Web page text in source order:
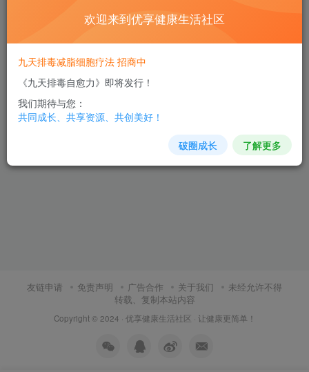
友链申请 免责声明 广告合作 关于我们
未经允许不得
转载、复制本站内容
Copyright © 2024 · 优享健康生活社区 · 让健康更简单！
欢迎来到优享健康生活社区
九天排毒减脂细胞疗法 招商中
《九天排毒自愈力》即将发行！
我们期待与您：
共同成长、共享资源、共创美好！
破圈成长 了解更多